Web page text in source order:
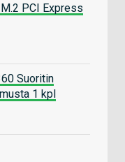
PCI Express
Suoritin
1 kpl